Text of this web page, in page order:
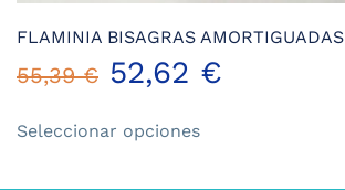
FLAMINIA BISAGRAS AMORTIGUADAS
55,39€ 52,62 €
Seleccionar opcionesproducto